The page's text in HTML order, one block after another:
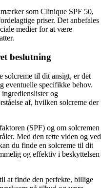
som Clinique SPF 50,
priser. Det anbefales
medier for at være
beslutning
til dit ansigt, er det
eventuelle specifikke behov.
og
af, hvilken solcreme der
(SPF) og om solcremen
Med den rette viden og ved
du finde en solcreme til dit
og effektiv i beskyttelsen
at finde den perfekte, billige